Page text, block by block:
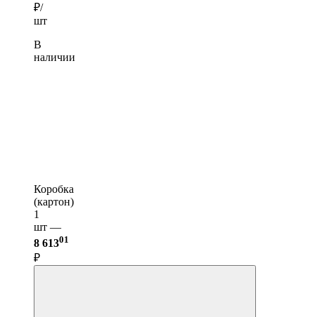
₽/
шт
В
наличии
Коробка
(картон)
1
шт —
8 61301
₽